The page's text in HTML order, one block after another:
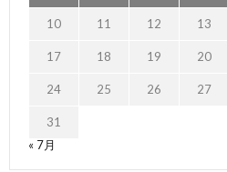
10 11 12 13
17 18 19 20
24 25 26 27
31
« 7月